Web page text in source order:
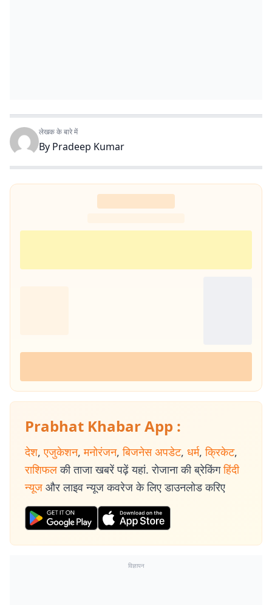
लेखक के बारे में
By Pradeep Kumar
Prabhat Khabar App :
देश, एजुकेशन, मनोरंजन, बिजनेस अपडेट, धर्म, क्रिकेट,
राशिफल की ताजा खबरें पढ़ें यहां. रोजाना की ब्रेकिंग हिंदी
न्यूज और लाइव न्यूज कवरेज के लिए डाउनलोड करिए
विज्ञापन